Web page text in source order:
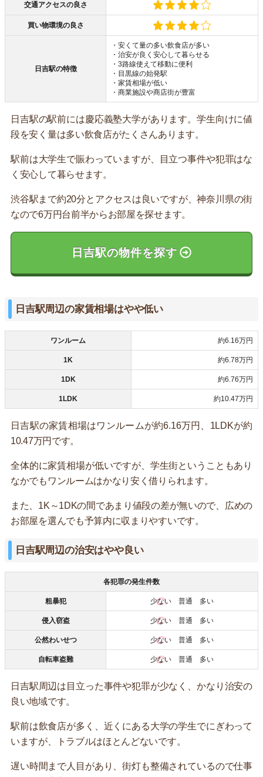
交通アクセスの良さ
買い物環境の良さ
日吉駅の特徴
・安くて量の多い飲食店が多い
・治安が良く安心して暮らせる
・3路線使えて移動に便利
・目黒線の始発駅
・家賃相場が低い
・商業施設や商店街が豊富
日吉駅の駅前には慶応義塾大学があります。学生向けに値
段を安く量は多い飲食店がたくさんあります。
駅前は大学生で賑わっていますが、目立つ事件や犯罪はな
く安心して暮らせます。
渋谷駅まで約20分とアクセスは良いですが、神奈川県の街
なので6万円台前半からお部屋を探せます。
日吉駅の物件を探す
日吉駅周辺の家賃相場はやや低い
ワンルーム 約6.16万円
1K 約6.78万円
1DK 約6.76万円
1LDK 約10.47万円
日吉駅の家賃相場はワンルームが約6.16万円、1LDKが約
10.47万円です。
全体的に家賃相場が低いですが、学生街ということもあり
なかでもワンルームはかなり安く借りられます。
また、1K～1DKの間であまり値段の差が無いので、広めの
お部屋を選んでも予算内に収まりやすいです。
日吉駅周辺の治安はやや良い
各犯罪の発生件数
粗暴犯 少ない 普通 多い
侵入窃盗 少ない 普通 多い
公然わいせつ 少ない 普通 多い
自転車盗難 少ない 普通 多い
日吉駅周辺は目立った事件や犯罪が少なく、かなり治安の
良い地域です。
駅前は飲食店が多く、近くにある大学の学生でにぎわって
いますが、トラブルはほとんどないです。
遅い時間まで人目があり、街灯も整備されているので仕事